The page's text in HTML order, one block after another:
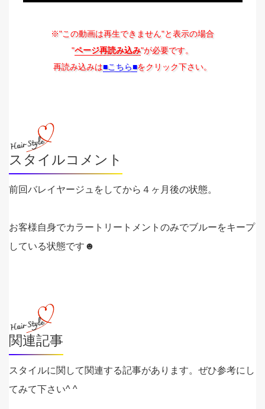
※"この動画は再生できません"と表示の場合
"ページ再読み込み"が必要です。
再読み込みは■こちら■をクリック下さい。
スタイルコメント
前回バレイヤージュをしてから４ヶ月後の状態。
お客様自身でカラートリートメントのみでブルーをキープ
している状態です☻
関連記事
スタイルに関して関連する記事があります。ぜひ参考にし
てみて下さい^ ^